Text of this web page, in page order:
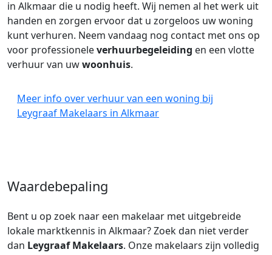
in Alkmaar die u nodig heeft. Wij nemen al het werk uit
handen en zorgen ervoor dat u zorgeloos uw woning
kunt verhuren. Neem vandaag nog contact met ons op
voor professioneleverhuurbegeleiding en een vlotte
verhuur van uwwoonhuis.
Meer info over verhuur van een woning bij
Leygraaf Makelaars in Alkmaar
Waardebepaling
Bent u op zoek naar een makelaar met uitgebreide
lokale marktkennis in Alkmaar? Zoek dan niet verder
dan Leygraaf Makelaars. Onze makelaars zijn volledig